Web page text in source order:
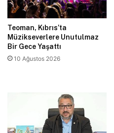
Teoman, Kıbrıs’ta
Müzikseverlere Unutulmaz
Bir Gece Yaşattı
10 Ağustos 2026